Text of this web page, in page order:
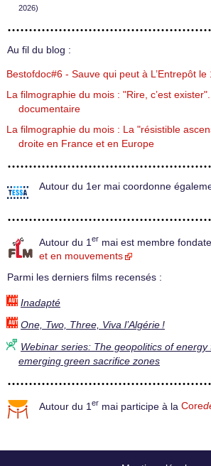
2026)
Au fil du blog :
Bestofdoc#6 - Sauve qui peut à L’Entrepôt
La filmographie du mois : "Rire, c’est
documentaire
La filmographie du mois : La "résistible
droite en France et en Europe
Autour du 1er mai coordonne
Autour du 1 er mai est membre
et en mouvements
Parmi les derniers films recensés :
Inadapté
One, Two, Three, Viva l’Algérie !
Webinar series: The geopolitics of energy
emerging green sacrifice zones
Autour du 1 er mai participe à la Core